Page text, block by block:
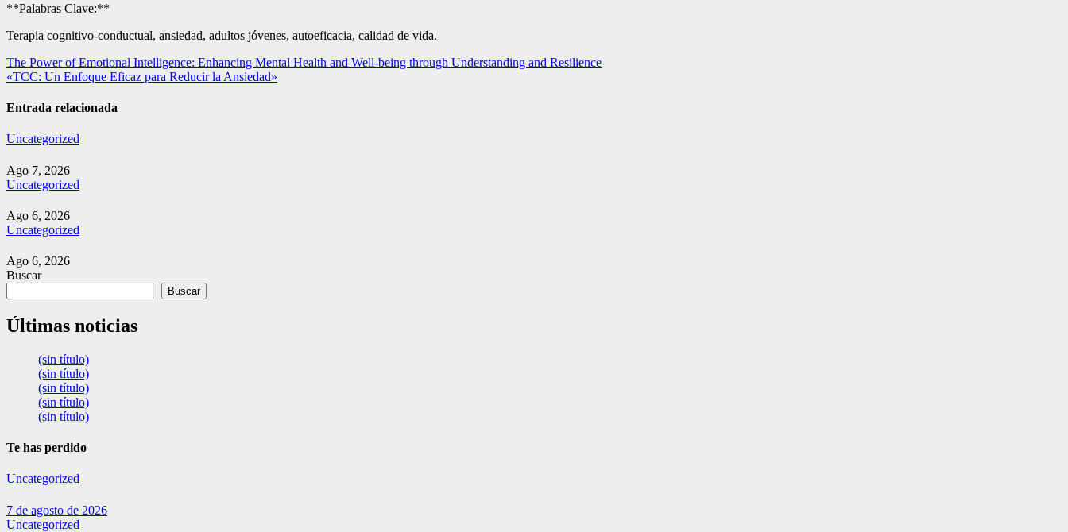
**Palabras Clave:**
Terapia cognitivo-conductual, ansiedad, adultos jóvenes, autoeficacia, calidad de vida.
Navegación
de
entradas
The Power of Emotional Intelligence: Enhancing Mental Health and Well-being through Understanding and Resilience
«TCC: Un Enfoque Eficaz para Reducir la Ansiedad»
Entrada relacionada
Uncategorized
Ago 7, 2026
Uncategorized
Ago 6, 2026
Uncategorized
Ago 6, 2026
Buscar
Buscar
Últimas noticias
(sin título)
(sin título)
(sin título)
(sin título)
(sin título)
Te has perdido
Uncategorized
7 de agosto de 2026
Uncategorized